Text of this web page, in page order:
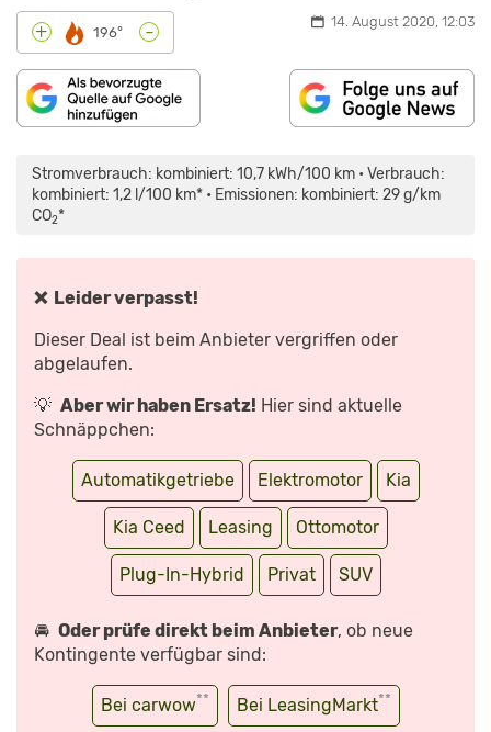
+ 196° - 14. August 2020, 12:03
Stromverbrauch: kombiniert: 10,7 kWh/100 km • Verbrauch:
kombiniert: 1,2 l/100 km* • Emissionen: kombiniert: 29 g/km
CO2*
❌ Leider verpasst!
Dieser Deal ist beim Anbieter vergriffen oder
abgelaufen.
💡 Aber wir haben Ersatz! Hier sind aktuelle
Schnäppchen:
Automatikgetriebe Elektromotor Kia
Kia Ceed Leasing Ottomotor
Plug-In-Hybrid Privat SUV
🚘 Oder prüfe direkt beim Anbieter, ob neue
Kontingente verfügbar sind:
Bei carwow** Bei LeasingMarkt**
(2019):
TEST
FAHRBERICHT
–
YOUTUBE